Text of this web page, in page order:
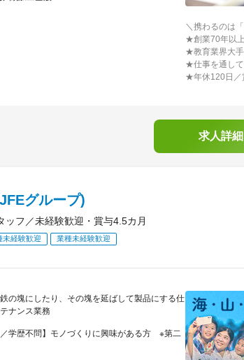
＼携わるのは
★創業70年以
★教育業界大
★仕事を通して
★年休120日／
求人詳
グループ)
ッフ／未経験歓迎・賞与4.5カ月
未経験歓迎 業種未経験歓迎
の塊にしたり、その塊を延ばして製品にする仕
ナンス業務
／学歴不問】モノづくりに興味がある方 ※第二